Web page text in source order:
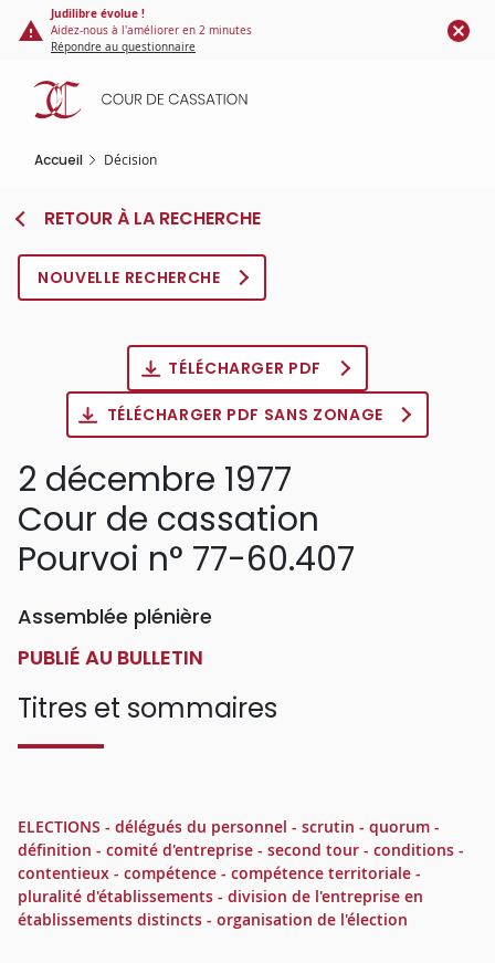
Panneau de gestion des cookies
contenu
principal
Judilibre évolue !
Aidez-nous à l'améliorer en 2 minutes
Répondre au questionnaire
Accueil Décision
RETOUR À LA RECHERCHE
NOUVELLE RECHERCHE
TÉLÉCHARGER PDF
TÉLÉCHARGER PDF SANS ZONAGE
2 décembre 1977
Cour de cassation
Pourvoi n° 77-60.407
Assemblée plénière
PUBLIÉ AU BULLETIN
Titres et sommaires
ELECTIONS - délégués du personnel - scrutin - quorum -
définition - comité d'entreprise - second tour - conditions -
contentieux - compétence - compétence territoriale -
pluralité d'établissements - division de l'entreprise en
établissements distincts - organisation de l'élection